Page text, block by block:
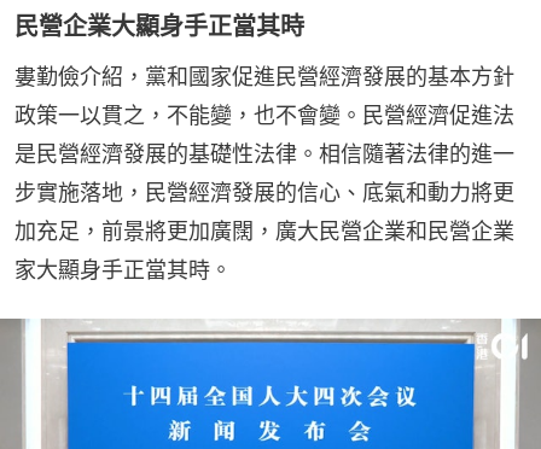
民營企業大顯身手正當其時
婁勤儉介紹，黨和國家促進民營經濟發展的基本方針
政策一以貫之，不能變，也不會變。民營經濟促進法
是民營經濟發展的基礎性法律。相信隨著法律的進一
步實施落地，民營經濟發展的信心、底氣和動力將更
加充足，前景將更加廣闊，廣大民營企業和民營企業
家大顯身手正當其時。